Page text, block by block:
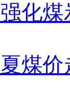
化
煤价